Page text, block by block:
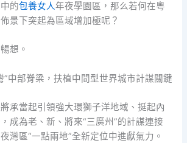
的包養女人年夜學園區，那么若何在粵
景下突起為區域增加極呢？
想。
”中部脊梁，扶植中間型世界城市計謀關鍵
承當起引領強大環獅子洋地域、挺起內
成為老、新、將來“三廣州”的計謀連接
灣區“一點兩地”全新定位中進獻氣力。